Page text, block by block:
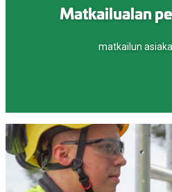
Matkailualan
matkailun